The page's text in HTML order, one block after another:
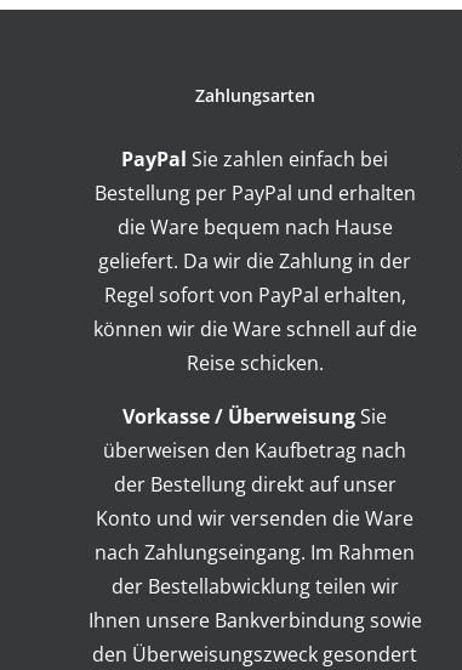
Zahlungsarten
PayPal Sie zahlen einfach bei
Bestellung per PayPal und erhalten
die Ware bequem nach Hause
geliefert. Da wir die Zahlung in der
Regel sofort von PayPal erhalten,
können wir die Ware schnell auf die
Reise schicken.
Vorkasse / ÜberweisungSie
überweisen den Kaufbetrag nach
der Bestellung direkt auf unser
Konto und wir versenden die Ware
nach Zahlungseingang. Im Rahmen
der Bestellabwicklung teilen wir
Ihnen unsere Bankverbindung sowie
den Überweisungszweck gesondert